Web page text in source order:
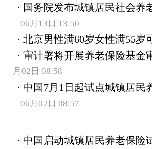
国务院发布城镇居民社会养
06月13日 13:50
北京男性满60岁女性满55岁
审计署将开展养老保险基金
月02日 08:58
中国7月1日起试点城镇居民
06月02日 08:57
中国启动城镇居民养老保险